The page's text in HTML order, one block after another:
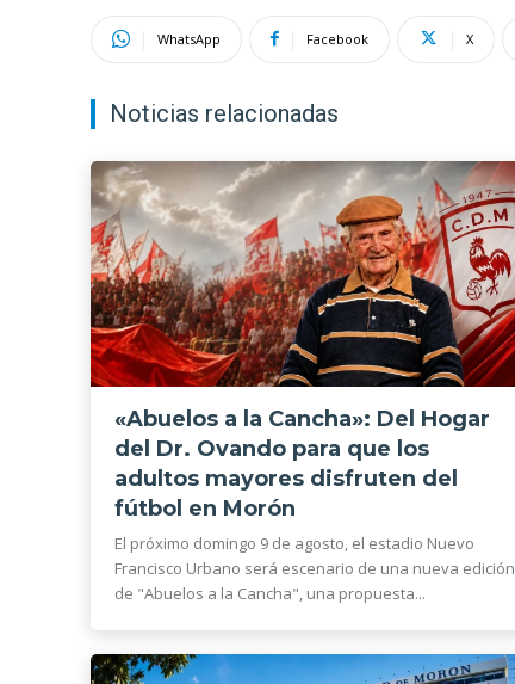
WhatsApp Facebook X
Noticias relacionadas
«Abuelos a la Cancha»: Del Hogar
del Dr. Ovando para que los
adultos mayores disfruten del
fútbol en Morón
El próximo domingo 9 de agosto, el estadio Nuevo
Francisco Urbano será escenario de una nueva edición
de "Abuelos a la Cancha", una propuesta...